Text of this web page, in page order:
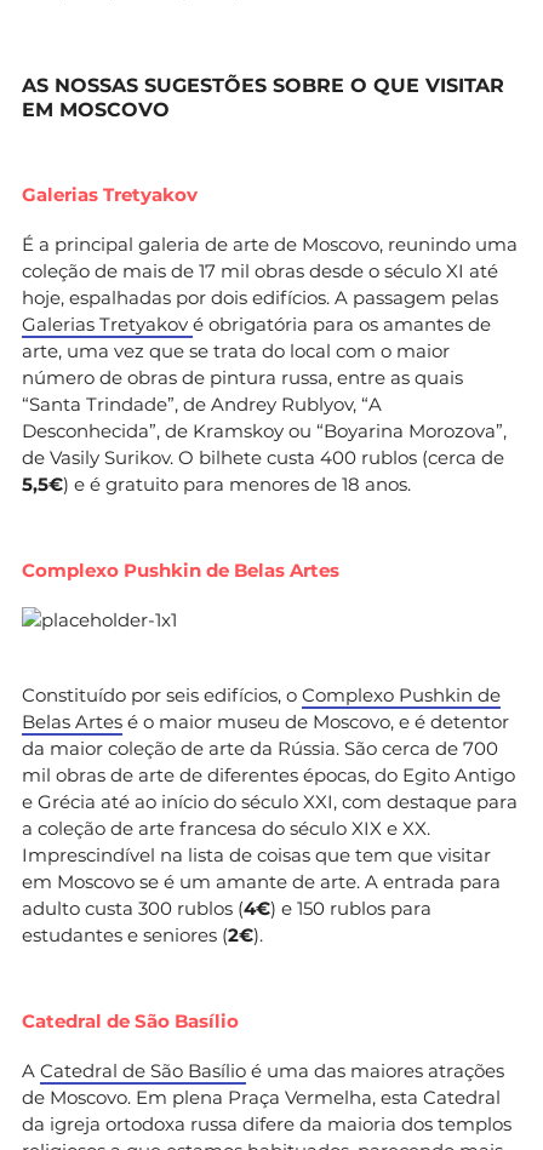
AS NOSSAS SUGESTÕES SOBRE O QUE VISITAR
EM MOSCOVO
Galerias Tretyakov
É a principal galeria de arte de Moscovo, reunindo uma
coleção de mais de 17 mil obras desde o século XI até
hoje, espalhadas por dois edifícios. A passagem pelas
Galerias Tretyakov é obrigatória para os amantes de
arte, uma vez que se trata do local com o maior
número de obras de pintura russa, entre as quais
“Santa Trindade”, de Andrey Rublyov, “A
Desconhecida”, de Kramskoy ou “Boyarina Morozova”,
de Vasily Surikov. O bilhete custa 400 rublos (cerca de
5,5€) e é gratuito para menores de 18 anos.
Complexo Pushkin de Belas Artes
Constituído por seis edifícios, o Complexo Pushkin de
Belas Artes é o maior museu de Moscovo, e é detentor
da maior coleção de arte da Rússia. São cerca de 700
mil obras de arte de diferentes épocas, do Egito Antigo
e Grécia até ao início do século XXI, com destaque para
a coleção de arte francesa do século XIX e XX.
Imprescindível na lista de coisas que tem que visitar
em Moscovo se é um amante de arte. A entrada para
adulto custa 300 rublos (4€) e 150 rublos para
estudantes e seniores (2€).
Catedral de São Basílio
A Catedral de São Basílio é uma das maiores atrações
de Moscovo. Em plena Praça Vermelha, esta Catedral
da igreja ortodoxa russa difere da maioria dos templos